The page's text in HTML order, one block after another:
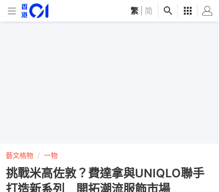
繁 简
藝文格物 一物
挑戰米高佐敦？費達拿與UNIQLO聯手
打造新系列 開拓潮流服飾市場